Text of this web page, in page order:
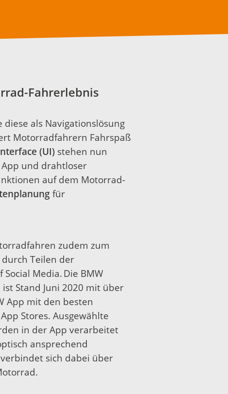
Fahrerlebnis
als Navigationslösung
Motorradfahrern Fahrspaß
(UI) stehen nun
und drahtloser
auf dem Motorrad-
für
zudem zum
durch Teilen der
Media. Die BMW
Stand Juni 2020 mit über
App mit den besten
Stores. Ausgewählte
in der App verarbeitet
ansprechend
sich dabei über